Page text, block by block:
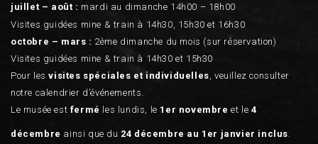
juillet – août : mardi au dimanche 14h00 – 18h00
Visites guidées mine & train à 14h30, 15h30 et 16h30
octobre – mars : 2ème dimanche du mois (sur réservation)
Visites guidées mine & train à 14h30 et 15h30
Pour lesvisites spéciales et individuelles, veuillez consulter
notre calendrier d’événements.
Le musée est fermé les lundis, le 1er novembre et le 4
décembre ainsi que du 24 décembre au 1er janvier inclus.